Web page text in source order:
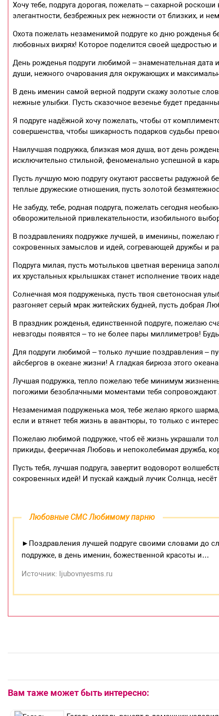
Хочу тебе, подруга дорогая, пожелать – сахарной
элегантности, безбрежных рек нежности от близких, и
Охота пожелать незаменимой подруге ко дню рожденья
любовных вихрях! Которое поделится своей щедростью
День рожденья подруги любимой – знаменательная дата
души, нежного очарования для окружающих и
В день именин самой верной подруги скажу золотые
нежные улыбки. Пусть сказочное везенье будет
Я подруге надёжной хочу пожелать, чтобы от
совершенства, чтобы шикарность подарков судьбы
Наилучшая подружка, близкая моя душа, вот день
исключительно стильной, феноменально успешной в
Пусть лучшую мою подругу окутают рассветы радужной
теплые дружеские отношения, пусть золотой
Не забуду, тебе, родная подруга, пожелать сегодня
обворожительной привлекательности, изобильного
В поздравлениях подружке лучшей, в именины, пожелаю
сокровенных замыслов и идей, согревающей дружбы и
Подруга милая, пусть мотыльков цветная вереница
их хрустальных крылышках станет исполнение твоих
Солнечная моя подруженька, пусть твоя светоносная
разгоняет серый мрак житейских будней, пусть добрая
В праздник рожденья, единственной подруге, пожелаю
невзгоды появятся – то не более пары миллиметров!
Для подруги любимой – только лучшие поздравления –
айсбергов в океане жизни! А гладкая бирюза этого
Лучшая подружка, тепло пожелаю тебе минимум
погожими безоблачными моментами тебя
Незаменимая подруженька моя, тебе желаю яркого
если и втянет тебя жизнь в авантюры, то только с
Пожелаю любимой подружке, чтоб её жизнь украшали
прикиды, фееричная Любовь и непоколебимая дружба,
Пусть тебя, лучшая подруга, завертит водоворот
сокровенных идей! И пускай каждый лучик Солнца,
Любовные СМС Любимому парню
►Поздравления лучшей подруге своими словами до
подружке, в день именин, божественной красоты и…
Источник: ljubovnyesms.ru
Вам таже может быть интересно: